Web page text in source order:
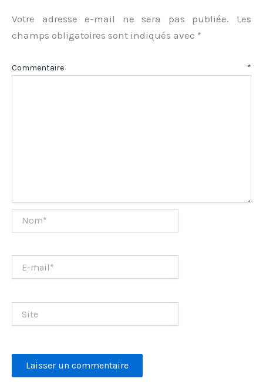
Votre adresse e-mail ne sera pas publiée.
Les
champs obligatoires sont indiqués avec *
Commentaire *
mail*